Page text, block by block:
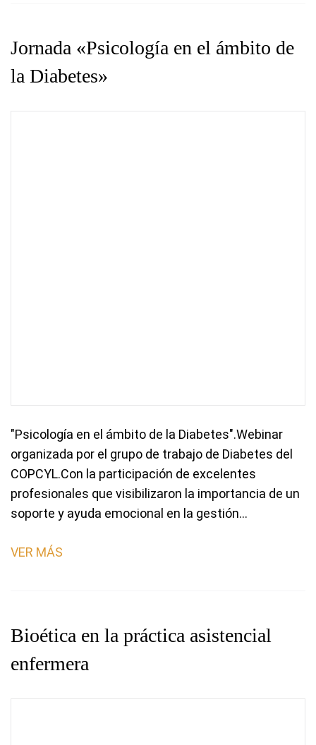
Jornada «Psicología en el ámbito de
la Diabetes»
"Psicología en el ámbito de la Diabetes".Webinar
organizada por el grupo de trabajo de Diabetes del
COPCYL.Con la participación de excelentes
profesionales que visibilizaron la importancia de un
soporte y ayuda emocional en la gestión…
VER MÁS
Bioética en la práctica asistencial
enfermera